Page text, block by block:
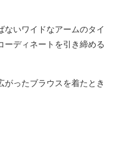
ないワイドなアームのタイ
ーディネートを引き締める
がったブラウスを着たとき